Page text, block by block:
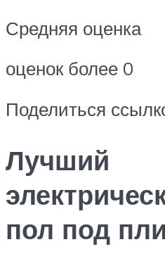
Средняя оценка
оценок более 0
Поделиться
Лучший
пол под